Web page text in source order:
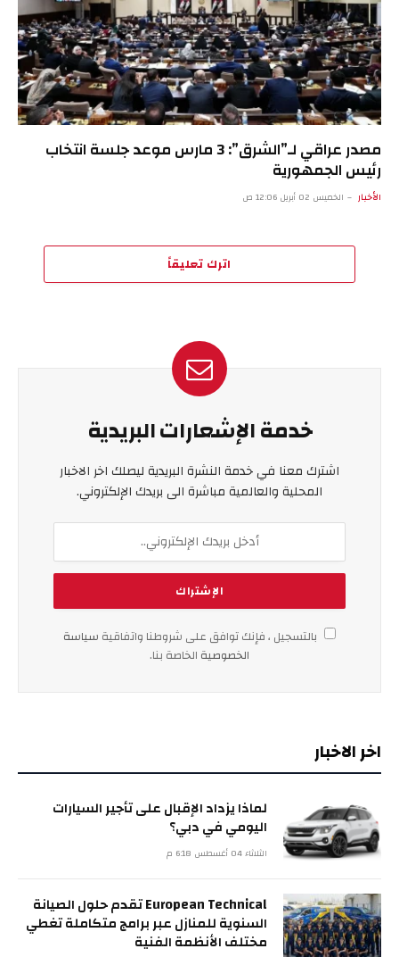
مصدر عراقي لـ”الشرق”: 3 مارس موعد جلسة انتخاب
رئيس الجمهورية
الأخبار الخميس 02 أبريل 12:06 ص
اترك تعليقاً
خدمة الإشعارات البريدية
اشترك معنا في خدمة النشرة البريدية ليصلك اخر الاخبار
المحلية والعالمية مباشرة الى بريدك الإلكتروني.
بالتسجيل ، فإنك توافق على شروطنا واتفاقية سياسة
الخصوصية الخاصة بنا.
اخر الاخبار
لماذا يزداد الإقبال على تأجير السيارات
اليومي في دبي؟
الثلاثاء 04 أغسطس 6:18 م
European Technical تقدم حلول الصيانة
السنوية للمنازل عبر برامج متكاملة تغطي
مختلف الأنظمة الفنية